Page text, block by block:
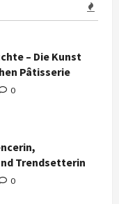
– Die Kunst
Pâtisserie
0
Trendsetterin
0